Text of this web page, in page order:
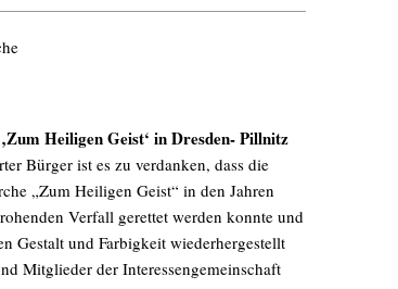
Heiligen Geist‘ in Dresden- Pillnitz
Bürger ist es zu verdanken, dass die
„Zum Heiligen Geist“ in den Jahren
Verfall gerettet werden konnte und
Gestalt und Farbigkeit wiederhergestellt
Mitglieder der Interessengemeinschaft